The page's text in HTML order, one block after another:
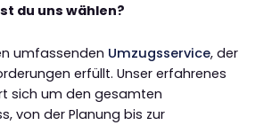
du uns wählen?
umfassenden Umzugsservice, der
erfüllt. Unser erfahrenes
sich um den gesamten
von der Planung bis zur